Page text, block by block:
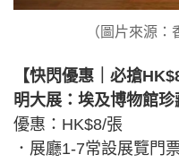
（圖片來源：
【快閃優惠｜必搶
明大展：埃及博物館珍
優惠：HK$8/張
．展廳1-7常設展覽門